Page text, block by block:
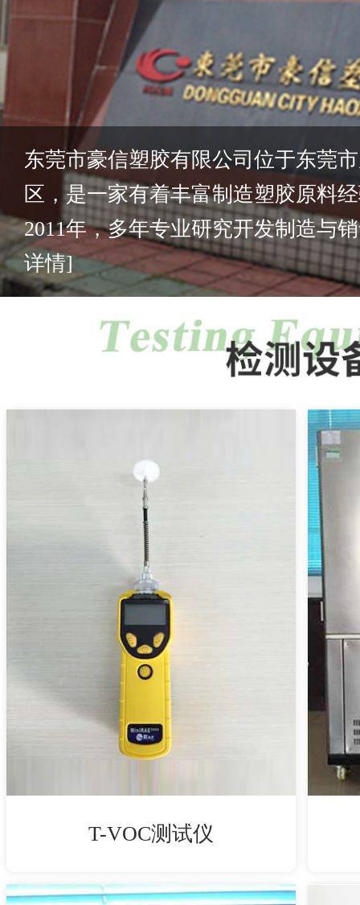
东莞市豪信塑胶有限公司位于东莞
区，是一家有着丰富制造塑胶原料
2011年，多年专业研究开发制造与
详情]
T-VOC测试仪